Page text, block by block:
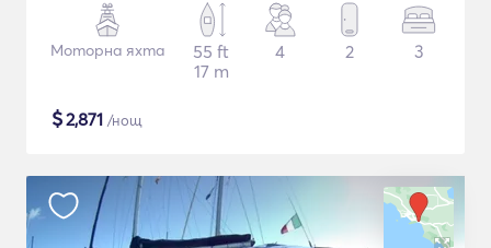
Моторна яхта
55 ft
17 m
4 2 3
$2,871 /нощ